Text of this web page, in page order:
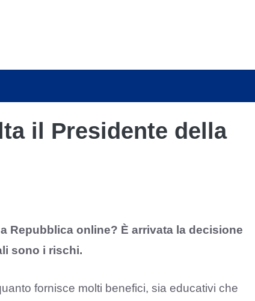
il Presidente della
Repubblica online? È arrivata la decisione
sono i rischi.
fornisce molti benefici, sia educativi che